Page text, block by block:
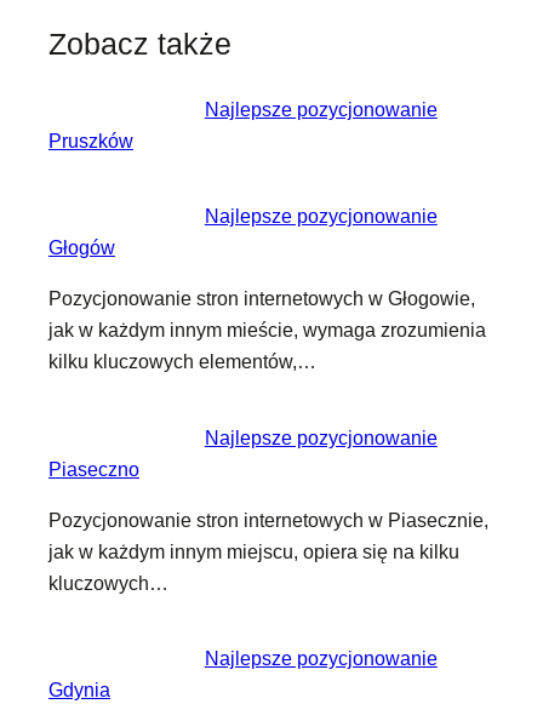
Zobacz także
Najlepsze pozycjonowanie
Pruszków
Najlepsze pozycjonowanie
Głogów
Pozycjonowanie stron internetowych w Głogowie,
jak w każdym innym mieście, wymaga zrozumienia
kilku kluczowych elementów,…
Najlepsze pozycjonowanie
Piaseczno
Pozycjonowanie stron internetowych w Piasecznie,
jak w każdym innym miejscu, opiera się na kilku
kluczowych…
Najlepsze pozycjonowanie
Gdynia